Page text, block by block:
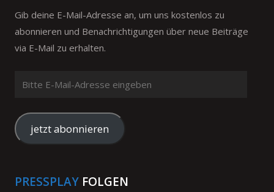
Gib deine E-Mail-Adresse an, um uns kostenlos zu
abonnieren und Benachrichtigungen über neue Beiträge
via E-Mail zu erhalten.
Mail-
Adresse
eingeben
jetzt abonnieren
PRESSPLAY FOLGEN